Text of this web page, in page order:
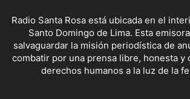
Radio Santa Rosa está ubicada en el
Santo Domingo de Lima. Esta
salvaguardar la misión periodística de
combatir por una prensa libre, honesta y
derechos humanos a la luz de la